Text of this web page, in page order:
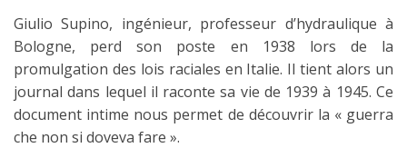
Giulio Supino, ingénieur, professeur d’hydraulique à
Bologne, perd son poste en 1938 lors de la
promulgation des lois raciales en Italie. Il tient alors un
journal dans lequel il raconte sa vie de 1939 à 1945. Ce
document intime nous permet de découvrir la « guerra
che non si doveva fare ».